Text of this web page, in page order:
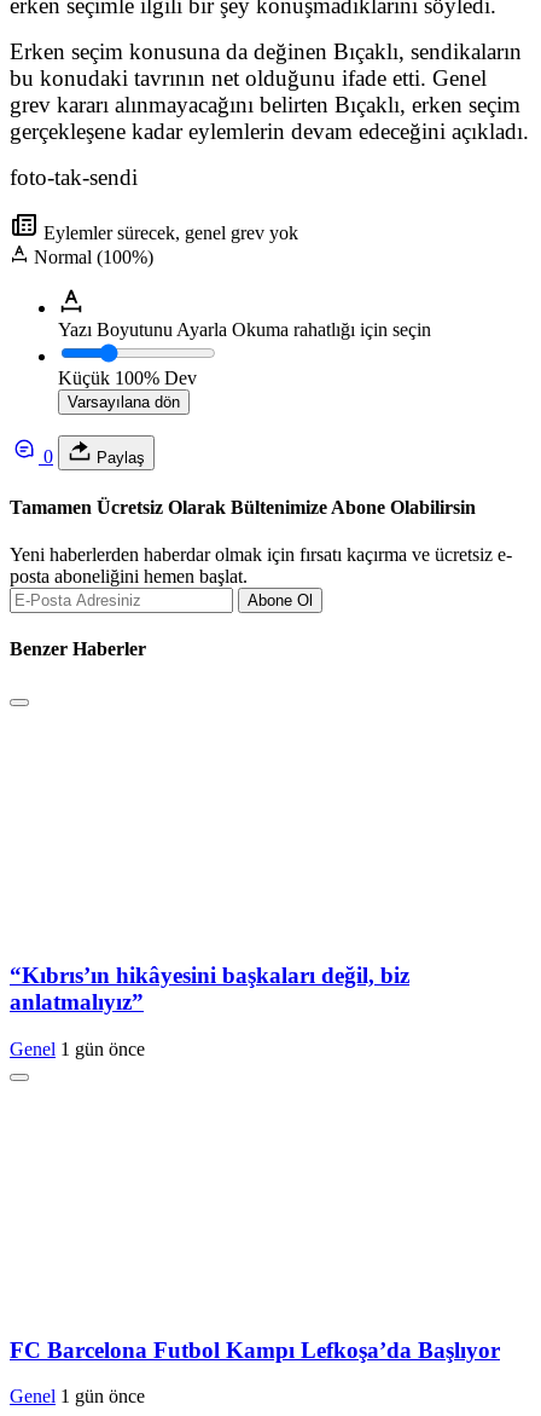
erken seçimle ilgili bir şey konuşmadıklarını söyledi.
Erken seçim konusuna da değinen Bıçaklı, sendikaların
bu konudaki tavrının net olduğunu ifade etti. Genel
grev kararı alınmayacağını belirten Bıçaklı, erken seçim
gerçekleşene kadar eylemlerin devam edeceğini açıkladı.
foto-tak-sendi
Eylemler sürecek, genel grev yok
Normal (100%)
Yazı Boyutunu Ayarla Okuma rahatlığı için seçin
Küçük 100% Dev
Varsayılana dön
0 Paylaş
Tamamen Ücretsiz Olarak Bültenimize Abone Olabilirsin
Yeni haberlerden haberdar olmak için fırsatı kaçırma ve ücretsiz e-
posta aboneliğini hemen başlat.
Abone Ol
Benzer Haberler
“Kıbrıs’ın hikâyesini başkaları değil, biz
anlatmalıyız”
Genel 1 gün önce
FC Barcelona Futbol Kampı Lefkoşa’da Başlıyor
Genel 1 gün önce